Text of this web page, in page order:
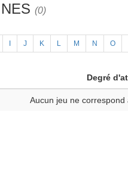
(0)
J K L M N O
Degré
Aucun jeu ne correspond